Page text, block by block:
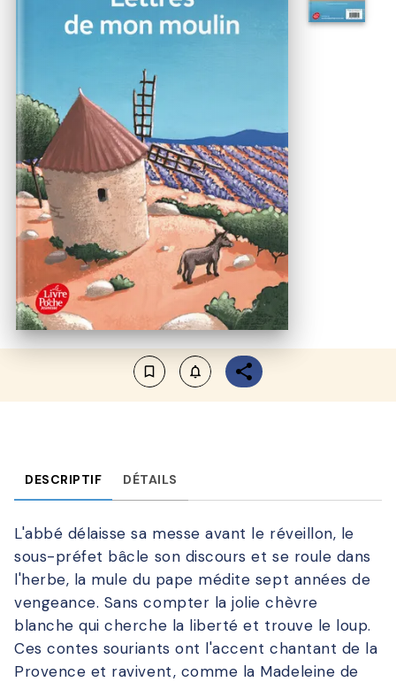
bookmark_border notifications_none_outlined
DESCRIPTIF DÉTAILS
L'abbé délaisse sa messe avant le réveillon, le
sous-préfet bâcle son discours et se roule dans
l'herbe, la mule du pape médite sept années de
vengeance. Sans compter la jolie chèvre
blanche qui cherche la liberté et trouve le loup.
Ces contes souriants ont l'accent chantant de la
Provence et ravivent, comme la Madeleine de